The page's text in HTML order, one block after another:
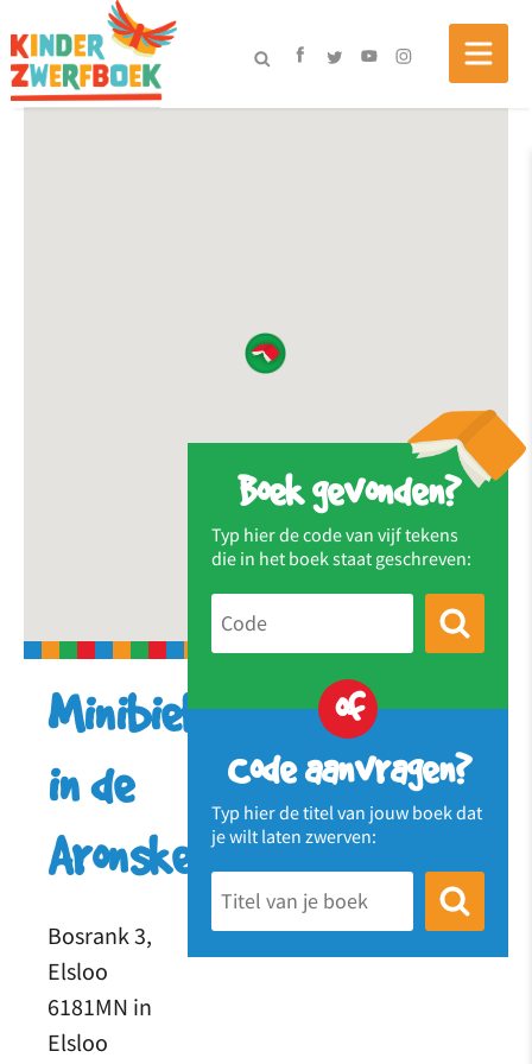
Boek gevonden?
Typ hier de code van vijf tekens
die in het boek staat geschreven:
of
Code aanvragen?
Typ hier de titel van jouw boek dat
je wilt laten zwerven:
Minibieb
in de
Aronskelk
Bosrank 3,
Elsloo
6181MN in
Elsloo